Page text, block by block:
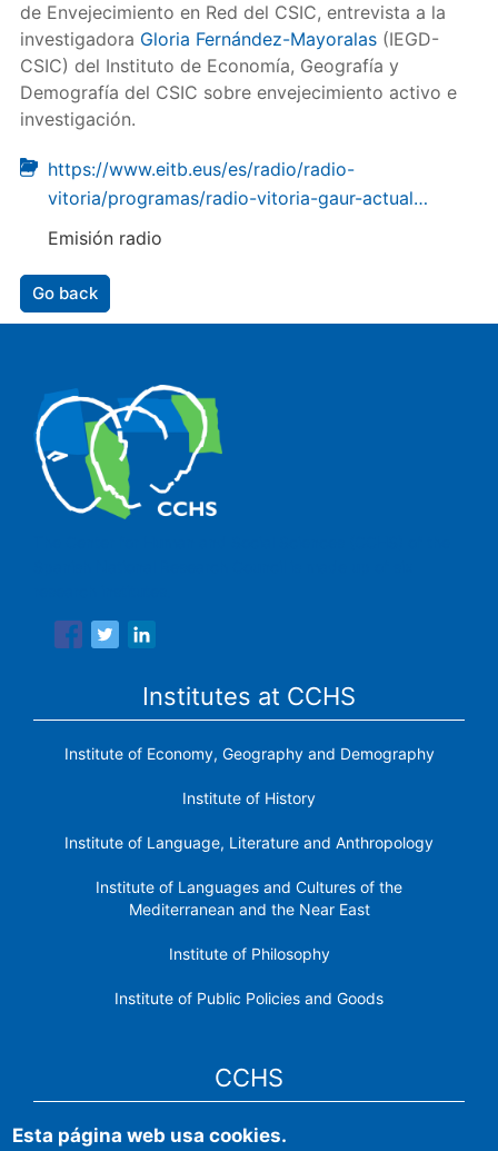
de Envejecimiento en Red del CSIC, entrevista a la
investigadora Gloria Fernández-Mayoralas(IEGD-
CSIC) del Instituto de Economía, Geografía y
Demografía del CSIC sobre envejecimiento activo e
investigación.
https://www.eitb.eus/es/radio/radio-
vitoria/programas/radio-vitoria-gaur-actual…
Emisión radio
Go back
Institutes at CCHS
Institute of Economy, Geography and Demography
Institute of History
Institute of Language, Literature and Anthropology
Institute of Languages ​​and Cultures of the
Mediterranean and the Near East
Institute of Philosophy
Institute of Public Policies and Goods
CCHS
CSIC Electronic Office
Esta página web usa cookies.